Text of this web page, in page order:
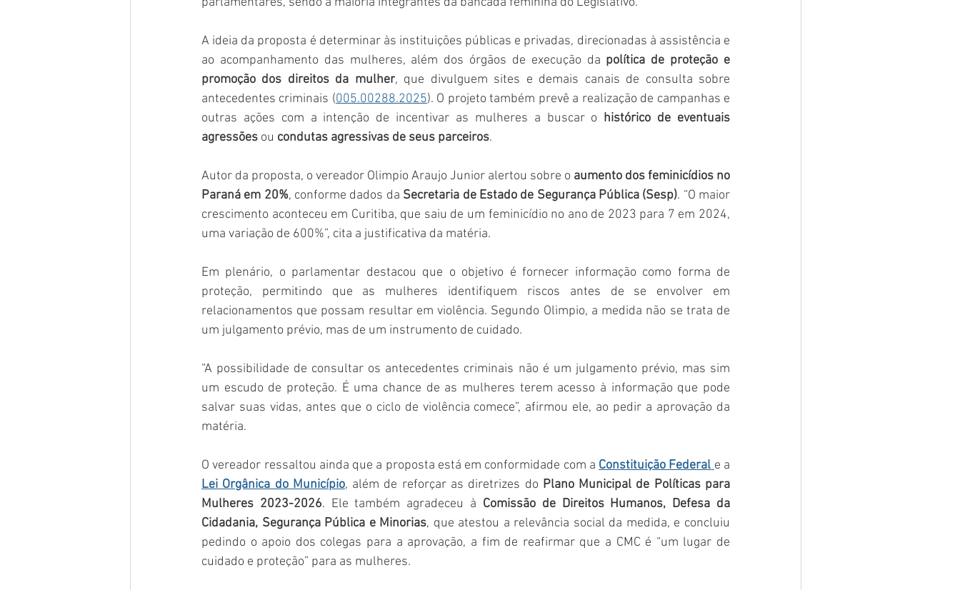
A ideia da proposta é determinar às instituições públicas e privadas, direcionadas à assistência e
ao acompanhamento das mulheres, além dos órgãos de execução da política de proteção e
promoção dos direitos da mulher, que divulguem sites e demais canais de consulta sobre
antecedentes criminais (005.00288.2025). O projeto também prevê a realização de campanhas e
outras ações com a intenção de incentivar as mulheres a buscar o histórico de eventuais
agressões ou condutas agressivas de seus parceiros.
Autor da proposta, o vereador Olimpio Araujo Junior alertou sobre o aumento dos feminicídios no
Paraná em 20%, conforme dados da Secretaria de Estado de Segurança Pública (Sesp). “O maior
crescimento aconteceu em Curitiba, que saiu de um feminicídio no ano de 2023 para 7 em 2024,
uma variação de 600%”, cita a justificativa da matéria.
Em plenário, o parlamentar destacou que o objetivo é fornecer informação como forma de
proteção, permitindo que as mulheres identifiquem riscos antes de se envolver em
relacionamentos que possam resultar em violência. Segundo Olimpio, a medida não se trata de
um julgamento prévio, mas de um instrumento de cuidado.
“A possibilidade de consultar os antecedentes criminais não é um julgamento prévio, mas sim
um escudo de proteção. É uma chance de as mulheres terem acesso à informação que pode
salvar suas vidas, antes que o ciclo de violência comece”, afirmou ele, ao pedir a aprovação da
matéria.
O vereador ressaltou ainda que a proposta está em conformidade com a Constituição Federal
Lei Orgânica do Município, além de reforçar as diretrizes do Plano Municipal de Políticas para
Mulheres 2023-2026. Ele também agradeceu à Comissão de Direitos Humanos, Defesa da
Cidadania, Segurança Pública e Minorias, que atestou a relevância social da medida, e concluiu
pedindo o apoio dos colegas para a aprovação, a fim de reafirmar que a CMC é “um lugar de
cuidado e proteção” para as mulheres.